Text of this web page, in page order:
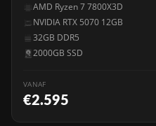
AMD Ryzen 7 7800X3D
NVIDIA RTX 5070 12GB
32GB DDR5
2000GB SSD
VANAF
€2.595